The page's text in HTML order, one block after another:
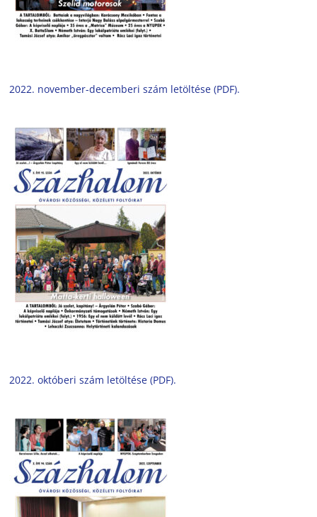
2022. november-decemberi szám letöltése (PDF).
2022. októberi szám letöltése (PDF).